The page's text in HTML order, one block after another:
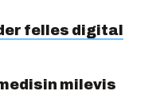
felles digital
milevis